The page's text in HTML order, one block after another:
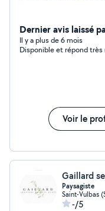
Dernier avis laissé
Il y a plus de 6 mois
Disponible et répond
Voir le
Gaillard
Paysagiste
Saint-Vulbas
-/5